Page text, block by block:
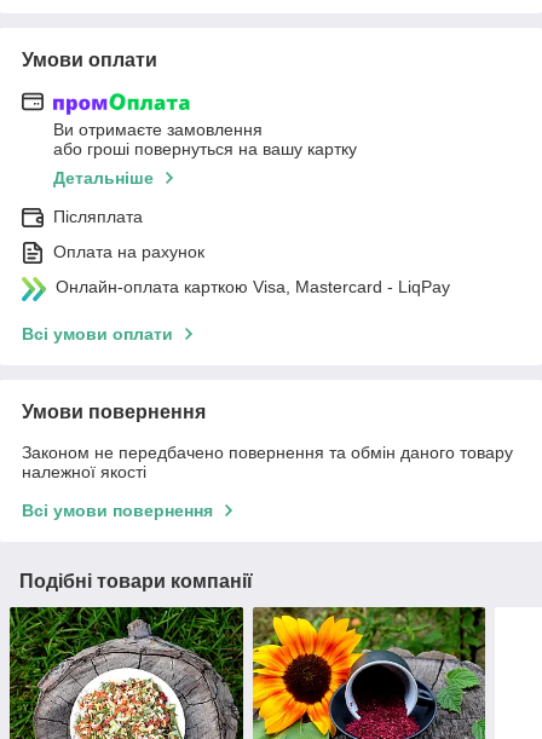
Умови оплати
Ви отримаєте замовлення
або гроші повернуться на вашу картку
Детальніше
Післяплата
Оплата на рахунок
Онлайн-оплата карткою Visa, Mastercard - LiqPay
Всі умови оплати
Умови повернення
Законом не передбачено повернення та обмін даного товару
належної якості
Всі умови повернення
Подібні товари компанії